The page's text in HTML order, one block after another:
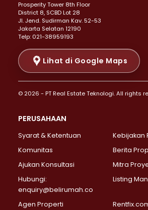
Properti Dijual di Menteng >
Properti Dijual di Senen >
Properti Dijual di Tanah Abang >
Properti Dijual di Cikini >
Properti Dijual di Kramat >
Properti Dijual di Pasar Baru >
Properti Dijual di Bendungan Hilir >
Properti Dijual di Jakarta
Properti Dijual di Lebak Bulus >
Properti Dijual di Gandaria Selatan >
Properti Dijual di Pondok Labu >
Properti Dijual di Lenteng Agung >
Properti Dijual di Senayan >
Properti Dijual di Pondok Pinang >
Prosperity Tower 8th Floor
District 8, SCBD Lot 28
JI. Jend. Sudirman Kav. 52-53
Jakarta Selatan 12190
Telp: 021-38959193
Lihat di Google Maps
© 2026 - PT Real Estate Teknologi. All rights
PERUSAHAAN
Syarat & Ketentuan
Kebijakan
Komunitas
Berita
Ajukan Konsultasi
Mitra
Hubungi:
enquiry@belirumah.co
Listing
Agen Properti